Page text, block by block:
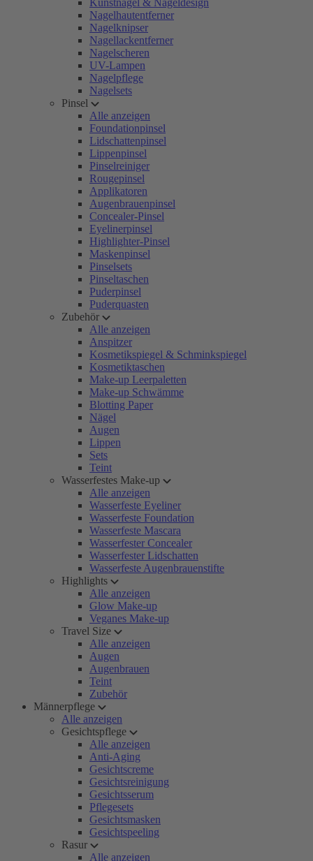
Kunstnägel & Nageldesign
Nagelhautentferner
Nagelknipser
Nagellackentferner
Nagelscheren
UV-Lampen
Nagelpflege
Nagelsets
Pinsel
Alle anzeigen
Foundationpinsel
Lidschattenpinsel
Lippenpinsel
Pinselreiniger
Rougepinsel
Applikatoren
Augenbrauenpinsel
Concealer-Pinsel
Eyelinerpinsel
Highlighter-Pinsel
Maskenpinsel
Pinselsets
Pinseltaschen
Puderpinsel
Puderquasten
Zubehör
Alle anzeigen
Anspitzer
Kosmetikspiegel & Schminkspiegel
Kosmetiktaschen
Make-up Leerpaletten
Make-up Schwämme
Blotting Paper
Nägel
Augen
Lippen
Sets
Teint
Wasserfestes Make-up
Alle anzeigen
Wasserfeste Eyeliner
Wasserfeste Foundation
Wasserfeste Mascara
Wasserfester Concealer
Wasserfester Lidschatten
Wasserfeste Augenbrauenstifte
Highlights
Alle anzeigen
Glow Make-up
Veganes Make-up
Travel Size
Alle anzeigen
Augen
Augenbrauen
Teint
Zubehör
Männerpflege
Alle anzeigen
Gesichtspflege
Alle anzeigen
Anti-Aging
Gesichtscreme
Gesichtsreinigung
Gesichtsserum
Pflegesets
Gesichtsmasken
Gesichtspeeling
Rasur
Alle anzeigen